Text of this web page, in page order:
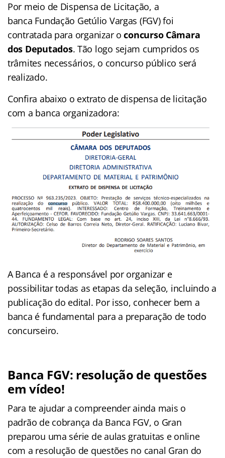
Por meio de Dispensa de Licitação, a
banca Fundação Getúlio Vargas (FGV) foi
contratada para organizar oconcurso Câmara
dos Deputados. Tão logo sejam cumpridos os
trâmites necessários, o concurso público será
realizado.
Confira abaixo o extrato de dispensa de licitação
com a banca organizadora:
A Banca é a responsável por organizar e
possibilitar todas as etapas da seleção, incluindo a
publicação do edital. Por isso, conhecer bem a
banca é fundamental para a preparação de todo
concurseiro.
Banca FGV: resolução de questões
em vídeo!
Para te ajudar a compreender ainda mais o
padrão de cobrança da Banca FGV, o Gran
preparou uma série de aulas gratuitas e online
com a resolução de questões no canal Gran do